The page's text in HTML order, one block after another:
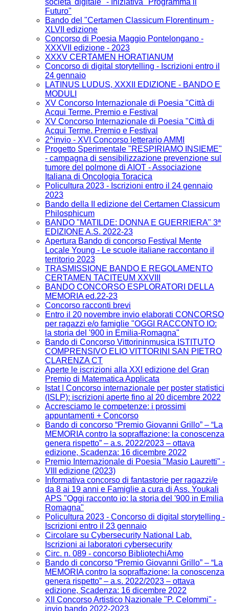
societa' digitale" - Iniziativa "Programma il
Futuro"
Bando del "Certamen Classicum Florentinum -
XLVII edizione
Concorso di Poesia Maggio Pontelongano -
XXXVII edizione - 2023
XXXV CERTAMEN HORATIANUM
Concorso di digital storytelling - Iscrizioni entro il
24 gennaio
LATINUS LUDUS, XXXII EDIZIONE - BANDO E
MODULI
XV Concorso Internazionale di Poesia "Città di
Acqui Terme. Premio e Festival
XV Concorso Internazionale di Poesia "Città di
Acqui Terme. Premio e Festival
2^invio - XVI Concorso letterario AMMI
Progetto Sperimentale "RESPIRIAMO INSIEME"
- campagna di sensibilizzazione prevenzione sul
tumore del polmone di AIOT - Associazione
Italiana di Oncologia Toracica
Policultura 2023 - Iscrizioni entro il 24 gennaio
2023
Bando della II edizione del Certamen Classicum
Philosphicum
BANDO "MATILDE: DONNA E GUERRIERA" 3ª
EDIZIONE A.S. 2022-23
Apertura Bando di concorso Festival Mente
Locale Young - Le scuole italiane raccontano il
territorio 2023
TRASMISSIONE BANDO E REGOLAMENTO
CERTAMEN TACITEUM XXVIII
BANDO CONCORSO ESPLORATORI DELLA
MEMORIA ed.22-23
Concorso racconti brevi
Entro il 20 novembre invio elaborati CONCORSO
per ragazzi e/o famiglie "OGGI RACCONTO IO:
la storia del '900 in Emilia-Romagna"
Bando di Concorso Vittorininmusica ISTITUTO
COMPRENSIVO ELIO VITTORINI SAN PIETRO
CLARENZA CT
Aperte le iscrizioni alla XXI edizione del Gran
Premio di Matematica Applicata
Istat | Concorso internazionale per poster statistici
(ISLP): iscrizioni aperte fino al 20 dicembre 2022
Accresciamo le competenze: i prossimi
appuntamenti + Concorso
Bando di concorso “Premio Giovanni Grillo” – “La
MEMORIA contro la sopraffazione: la conoscenza
genera rispetto” – a.s. 2022/2023 – ottava
edizione, Scadenza: 16 dicembre 2022
Premio Internazionale di Poesia "Masio Lauretti" -
VIII edizione (2023)
Informativa concorso di fantastorie per ragazzi/e
da 8 ai 19 anni e Famiglie a cura di Ass. Youkali
APS "Oggi racconto io: la storia del '900 in Emilia
Romagna"
Policultura 2023 - Concorso di digital storytelling -
Iscrizioni entro il 23 gennaio
Circolare su Cybersecurity National Lab.
Iscrizioni ai laboratori cybersecurity
Circ. n. 089 - concorso BibliotechiAmo
Bando di concorso “Premio Giovanni Grillo” – “La
MEMORIA contro la sopraffazione: la conoscenza
genera rispetto” – a.s. 2022/2023 – ottava
edizione, Scadenza: 16 dicembre 2022
XII Concorso Artistico Nazionale "P. Celommi" -
invio bando 2022-2023